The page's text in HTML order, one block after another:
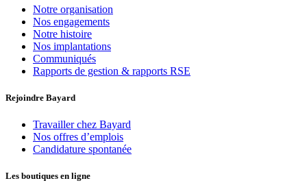
Notre organisation
Nos engagements
Notre histoire
Nos implantations
Communiqués
Rapports de gestion & rapports RSE
Rejoindre Bayard
Travailler chez Bayard
Nos offres d’emplois
Candidature spontanée
Les boutiques en ligne